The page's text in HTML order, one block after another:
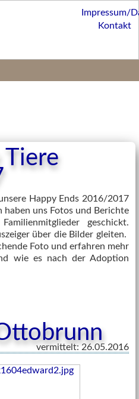
Happy Ends 2016/2017
haben uns Fotos und Berichte
geschickt.
über die Bilder gleiten.
Foto und erfahren mehr
wie es nach der Adoption
vermittelt: 26.05.2016
Impressum/
Kontakt